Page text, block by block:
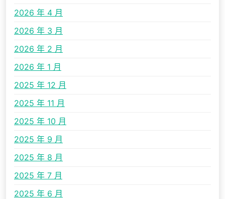
2026 年 4 月
2026 年 3 月
2026 年 2 月
2026 年 1 月
2025 年 12 月
2025 年 11 月
2025 年 10 月
2025 年 9 月
2025 年 8 月
2025 年 7 月
2025 年 6 月